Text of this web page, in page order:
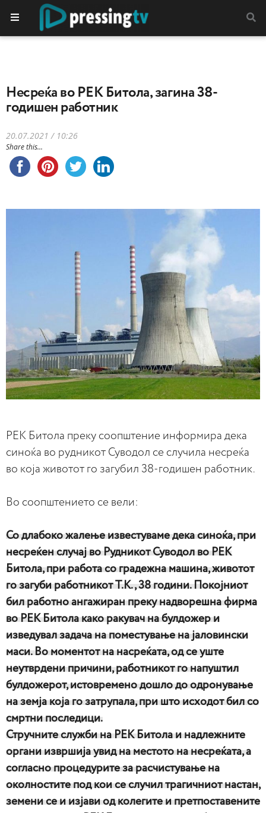
Несреќа во РЕК Битола, загина 38-
годишен работник
20.07.2021 / 10:26
Share this...
РЕК Битола преку соопштение информира дека
синоќа во рудникот Суводол се случила несреќа
во која животот го загубил 38-годишен работник.
Во соопштението се вели:
Со длабоко жалење известуваме дека синоќа, при
несреќен случај во Рудникот Суводол во РЕК
Битола, при работа со градежна машина, животот
го загуби работникот Т.К., 38 години. Покојниот
бил работно ангажиран преку надворешна фирма
во РЕК Битола како ракувач на булдожер и
изведувал задача на поместување на јаловински
маси. Во моментот на насреќата, од се уште
неутврдени причини, работникот го напуштил
булдожерот, истовремено дошло до одронување
на земја која го затрупала, при што исходот бил со
смртни последици.
Стручните служби на РЕК Битола и надлежните
органи извршија увид на местото на несреќата, а
согласно процедурите за расчистување на
околностите под кои се случил трагичниот настан,
земени се и изјави од колегите и претпоставените